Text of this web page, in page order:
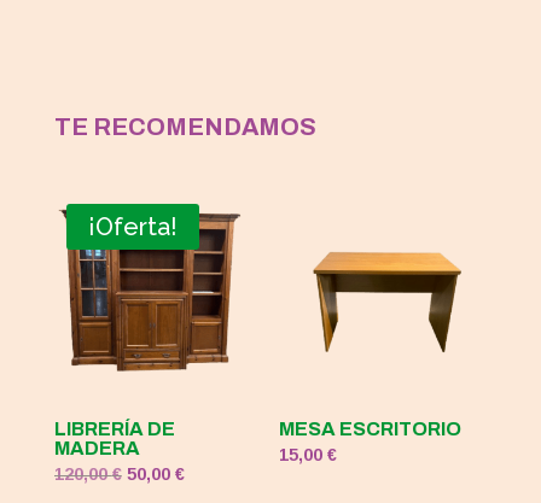
TE RECOMENDAMOS
¡Oferta!
LIBRERÍA DE
MADERA
120,00€ El
50,00 €El
MESA ESCRITORIO
15,00€